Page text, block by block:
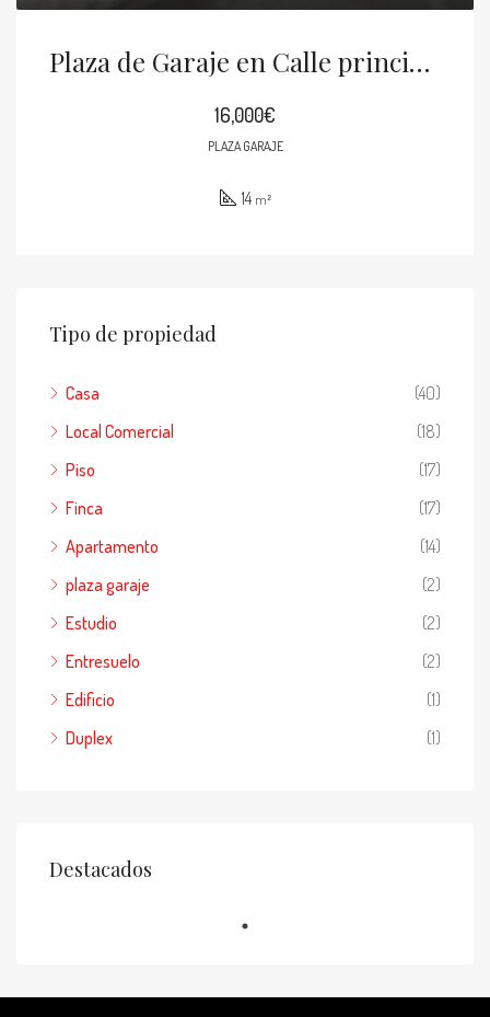
Plaza de Garaje en Calle principal, Boiro
16,000€
PLAZA GARAJE
14 m²
Tipo de propiedad
Casa
(40)
Local Comercial
(18)
Piso
(17)
Finca
(17)
Apartamento
(14)
plaza garaje
(2)
Estudio
(2)
Entresuelo
(2)
Edificio
(1)
Duplex
(1)
Destacados